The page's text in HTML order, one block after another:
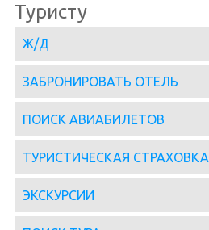
Туристу
Ж/Д
ЗАБРОНИРОВАТЬ ОТЕЛЬ
ПОИСК АВИАБИЛЕТОВ
ТУРИСТИЧЕСКАЯ СТРАХОВКА
ЭКСКУРСИИ